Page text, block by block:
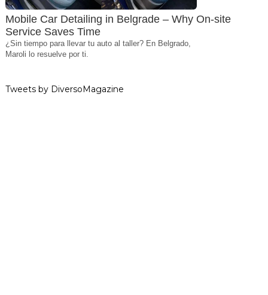
Mobile Car Detailing in Belgrade – Why On-site
Service Saves Time
¿Sin tiempo para llevar tu auto al taller? En Belgrado,
Maroli lo resuelve por ti.
Tweets by DiversoMagazine